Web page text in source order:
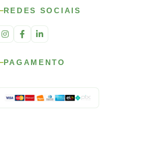
REDES SOCIAIS
PAGAMENTO